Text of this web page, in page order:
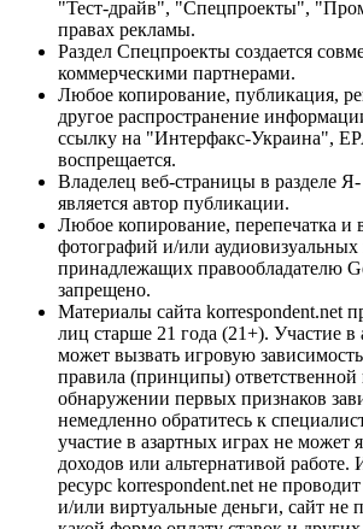
"Тест-драйв", "Спецпроекты",
правах рекламы.
Раздел Спецпроекты создается
коммерческими партнерами.
Любое копирование, публикация,
другое распространение
ссылку на "Интерфакс-Украина",
воспрещается.
Владелец веб-страницы в разделе
является автор публикации.
Любое копирование, перепечатка и
фотографий и/или аудиовизуальных
принадлежащих правообладателю
запрещено.
Материалы сайта korrespondent.net
лиц старше 21 года (21+). Участие в
может вызвать игровую
правила (принципы)
обнаружении первых признаков
немедленно обратитесь к
участие в азартных играх не может
доходов или альтернативой
ресурс korrespondent.net не
и/или виртуальные деньги, сайт не